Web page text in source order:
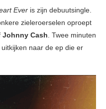
Ever is zijn debuutsingle.
zieleroerselen oproept
Johnny Cash . Twee minuten
naar de ep die er